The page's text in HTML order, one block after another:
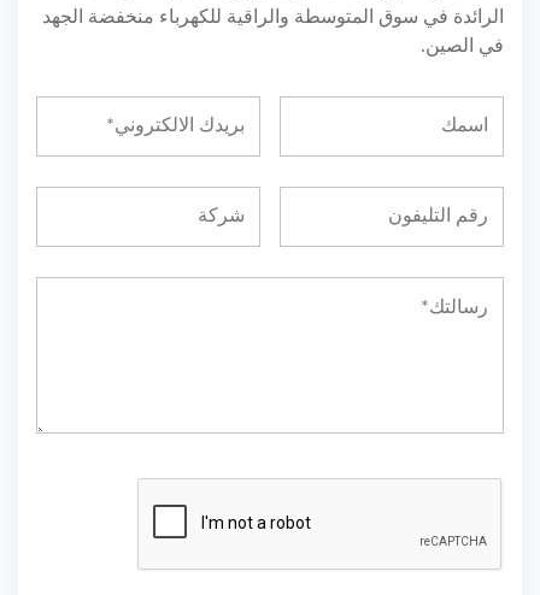
الرائدة في سوق المتوسطة والراقية للكهرباء منخفضة الجهد
في الصين.